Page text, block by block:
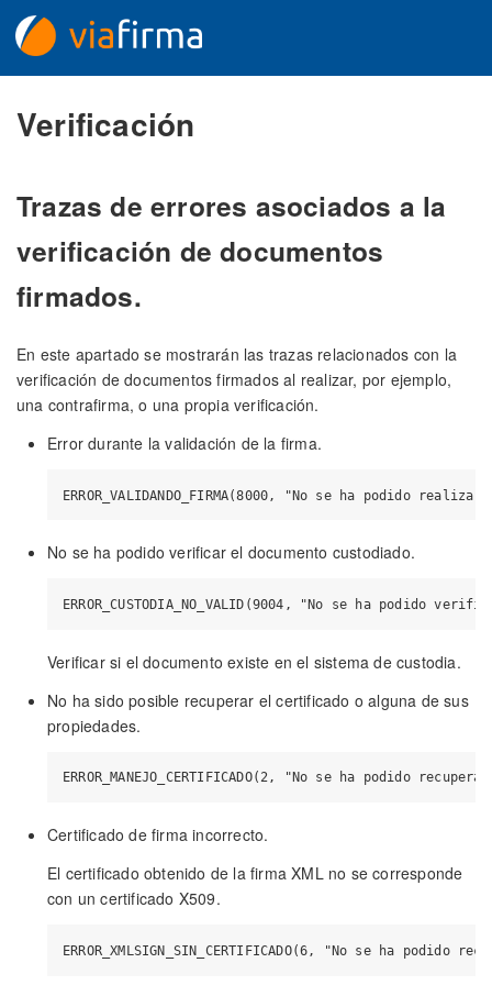
Verificación
Trazas de errores asociados a la
verificación de documentos
firmados.
En este apartado se mostrarán las trazas relacionados con la
verificación de documentos firmados al realizar, por ejemplo,
una contrafirma, o una propia verificación.
Error durante la validación de la firma.
No se ha podido verificar el documento custodiado.
Verificar si el documento existe en el sistema de custodia.
No ha sido posible recuperar el certificado o alguna de sus
propiedades.
Certificado de firma incorrecto.
El certificado obtenido de la firma XML no se corresponde
con un certificado X509.